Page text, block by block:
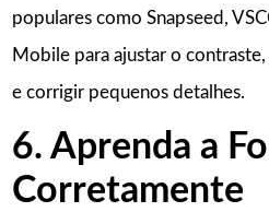
populares como Snapseed,
Mobile para ajustar o
e corrigir pequenos detalhes.
6. Aprenda a
Corretamente